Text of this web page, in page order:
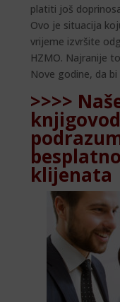
platiti još
Ovo je situacija
vrijeme izvršite
HZMO. Najranije
Nove godine, da
>>>>
klijenata